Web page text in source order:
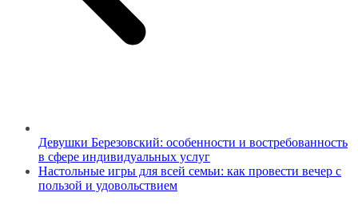
Девушки Березовский: особенности и востребованность
в сфере индивидуальных услуг
Настольные игры для всей семьи: как провести вечер с
пользой и удовольствием